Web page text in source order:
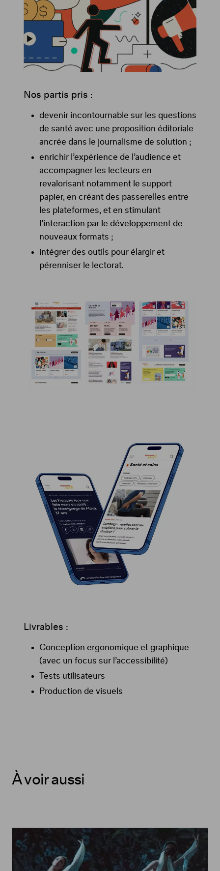
Nos partis pris :
devenir incontournable sur les questions
de santé avec une proposition éditoriale
ancrée dans le journalisme de solution ;
enrichir l’expérience de l’audience et
accompagner les lecteurs en
revalorisant notamment le support
papier, en créant des passerelles entre
les plateformes, et en stimulant
l’interaction par le développement de
nouveaux formats ;
intégrer des outils pour élargir et
pérenniser le lectorat.
Livrables :
Conception ergonomique et graphique
(avec un focus sur l’accessibilité)
Tests utilisateurs
Production de visuels
À voir aussi